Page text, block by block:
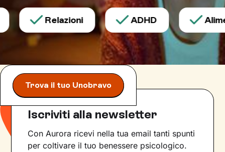
Relazioni ADHD
Trova il tuo Unobravo
Iscriviti alla newsletter
Con Aurora ricevi nella tua email tanti spunti
per coltivare il tuo benessere psicologico.